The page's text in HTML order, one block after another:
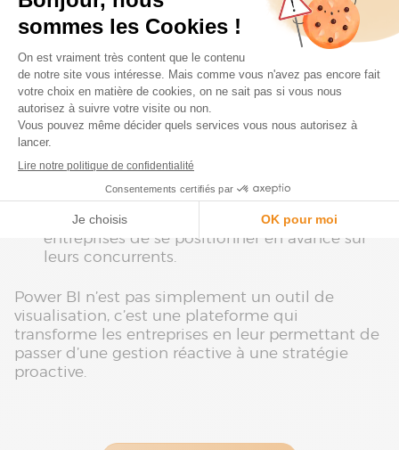
Adaptation rapide aux changements: Les
tableaux de bord dynamiques offrent une
flexibilité sans pareille, permettant aux
entreprises de réagir rapidement à un
marché en constante évolution.
Identification des opportunités cachées
croisant différentes sources de données,
Power BI met en lumière des opportunités
que vous pourriez autrement ignorer.
Anticipation proactive: Avec ses outils
d’intelligence artificielle, Power BI aide à
prévoir les tendances futures, permettant aux
entreprises de se positionner en avance sur
leurs concurrents.
Power BI n’est pas simplement un outil de
visualisation, c’est une plateforme qui
transforme les entreprises en leur permettant de
passer d’une gestion réactive à une stratégie
proactive.